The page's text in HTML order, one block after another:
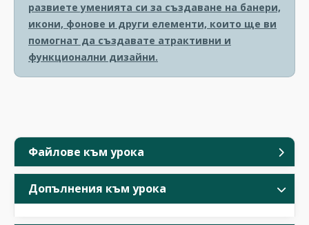
Файлове към урока
Допълнения към урока
развиете уменията си за създаване на банери,
икони, фонове и други елементи, които ще ви
помогнат да създавате атрактивни и
функционални дизайни.